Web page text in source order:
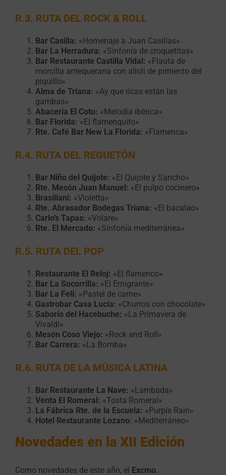
R.3. RUTA DEL ROCK & ROLL
Bar Casilla: «Homenaje a Juan Casillas»
Bar La Herradura: «Sinfonía de croquetitas»
Bar Restaurante Castilla Vidal: «Flauta de
morcilla antequerana con alioli de pimiento del
piquillo»
Alma de Triana: «Ay que ricas están las
gambas»
Abacería El Coto: «Melodía ibérica»
Bar Florida: «El flamenquito»
Rte. Café Bar New La Florida: «Flamenca»
R.4. RUTA DEL REGUETÓN
Bar Niño del Quijote: «El Quijote y Sancho»
Rte. Mesón Juan Manuel: «El pulpo cocinero»
Brasiliani: «Violetta»
Rte. Abrasador Bodegas Triana: «El bacalao»
Carlo’s Tapas: «Volare»
Rte. El Mercado: «Sinfonía mediterránea»
R.5. RUTA DEL POP
Restaurante El Reloj: «El flamenco»
Bar La Socorrilla: «El Emigrante»
Bar La Feli: «Pastel de carne»
Gastrobar Casa Lucía: «Churros con chocolate»
Saborío del Hacebuche: «La Primavera de
Vivaldi»
Mesón Coso Viejo: «Rock and Roll»
Bar Carrera: «La Bomba»
R.6. RUTA DE LA MÚSICA LATINA
Bar Restaurante La Nave: «Lambada»
Venta El Romeral: «Tosta Romeral»
La Fábrica Rte. de la Escuela: «Purple Rain»
Hotel Restaurante Lozano: «Mediterráneo»
Novedades en la XII Edición
Como novedades de este año, el Excmo.